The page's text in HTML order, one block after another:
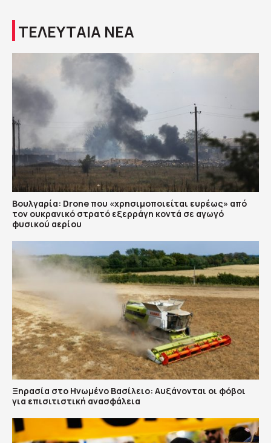
ΤΕΛΕΥΤΑΙΑ ΝΕΑ
Βουλγαρία: Drone που «χρησιμοποιείται ευρέως» από
τον ουκρανικό στρατό εξερράγη κοντά σε αγωγό
φυσικού αερίου
Ξηρασία στο Ηνωμένο Βασίλειο: Αυξάνονται οι φόβοι
για επισιτιστική ανασφάλεια